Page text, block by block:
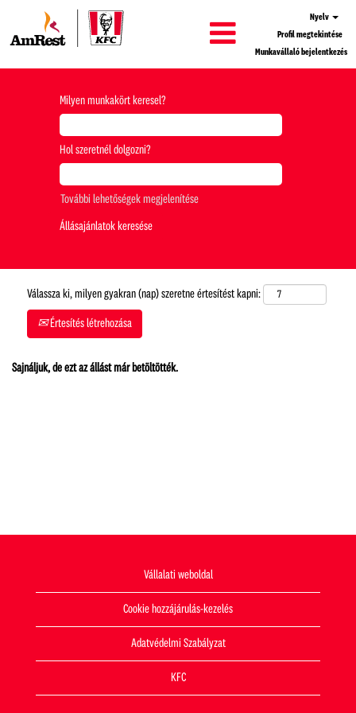
Nyelv
Profil megtekintése
Munkavállaló bejelentkezés
Milyen munkakört keresel?
Hol szeretnél dolgozni?
További lehetőségek megjelenítése
Válassza ki, milyen gyakran (nap) szeretne értesítést kapni:
Értesítés létrehozása
Sajnáljuk, de ezt az állást már betöltötték.
Vállalati weboldal
Cookie hozzájárulás-kezelés
Adatvédelmi Szabályzat
KFC